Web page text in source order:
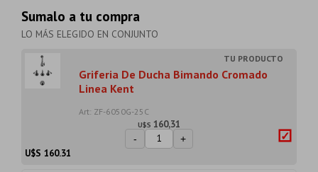
Sumalo a tu compra
LO MÁS ELEGIDO EN CONJUNTO
Griferia De Ducha Bimando Cromado
Linea Kent
Art: ZF-6050G-25C
U$S 160,31
- +
U$S 160.31